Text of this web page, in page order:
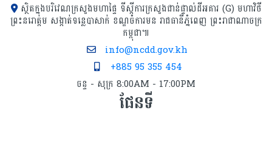
ស្ថិតក្នុងបរិវេណក្រសួងមហាផ្ទៃ ទីស្ដីការក្រសួង​ជាន់ផ្ទាល់ដីអគារ (G) មហាវិថី
ព្រះនរោត្តម សង្កាត់ទន្លេបាសាក់ ខណ្ឌចំការមន រាជធានីភ្នំពេញ ព្រះរាជាណាចក្រ
កម្ពុជា៕
info@ncdd.gov.kh
+885 95 355 454
ចន្ទ - សុក្រ 8:00AM - 17:00PM
ផែនទី